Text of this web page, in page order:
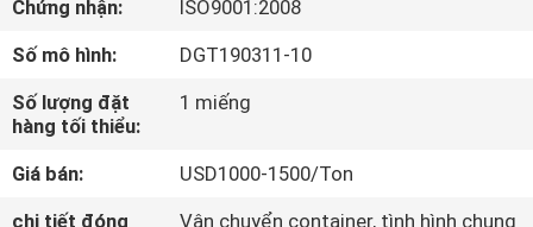
TÔI
THAM
QUAN
Chứng nhận:
ISO9001:2008
Số mô hình:
DGT190311-10
Số lượng đặt
hàng tối thiểu:
1 miếng
Giá bán:
USD1000-1500/Ton
chi tiết đóng
Vận chuyển container, tình hình chung